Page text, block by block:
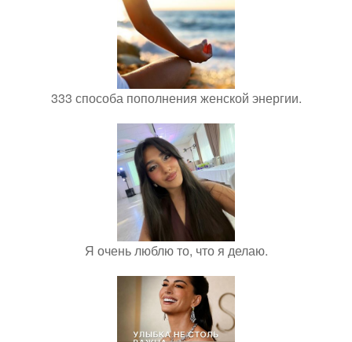
333 способа пополнения женской энергии.
Я очень люблю то, что я делаю.